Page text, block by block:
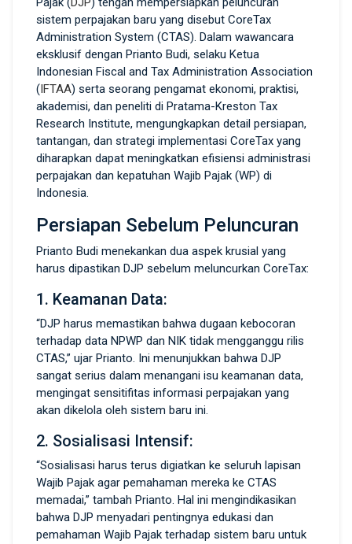
sistem perpajakan baru yang disebut CoreTax
Administration System (CTAS). Dalam wawancara
eksklusif dengan Prianto Budi, selaku Ketua
Indonesian Fiscal and Tax Administration Association
(IFTAA) serta seorang pengamat ekonomi, praktisi,
akademisi, dan peneliti di Pratama-Kreston Tax
Research Institute, mengungkapkan detail persiapan,
tantangan, dan strategi implementasi CoreTax yang
diharapkan dapat meningkatkan efisiensi administrasi
perpajakan dan kepatuhan Wajib Pajak (WP) di
Indonesia.
Persiapan Sebelum Peluncuran
Prianto Budi menekankan dua aspek krusial yang
harus dipastikan DJP sebelum meluncurkan CoreTax:
1. Keamanan Data:
“DJP harus memastikan bahwa dugaan kebocoran
terhadap data NPWP dan NIK tidak mengganggu rilis
CTAS,” ujar Prianto. Ini menunjukkan bahwa DJP
sangat serius dalam menangani isu keamanan data,
mengingat sensitifitas informasi perpajakan yang
akan dikelola oleh sistem baru ini.
2. Sosialisasi Intensif:
“Sosialisasi harus terus digiatkan ke seluruh lapisan
Wajib Pajak agar pemahaman mereka ke CTAS
memadai,” tambah Prianto. Hal ini mengindikasikan
bahwa DJP menyadari pentingnya edukasi dan
pemahaman Wajib Pajak terhadap sistem baru untuk